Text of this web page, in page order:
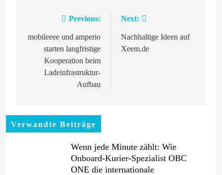
Beitragsnavigation
Previous:
mobileeee und amperio
starten langfristige
Kooperation beim
Ladeinfrastruktur-
Aufbau
Next:
Nachhaltige Ideen auf
Xeem.de
Verwandte Beiträge
Wenn jede Minute zählt: Wie
Onboard-Kurier-Spezialist OBC
ONE die internationale